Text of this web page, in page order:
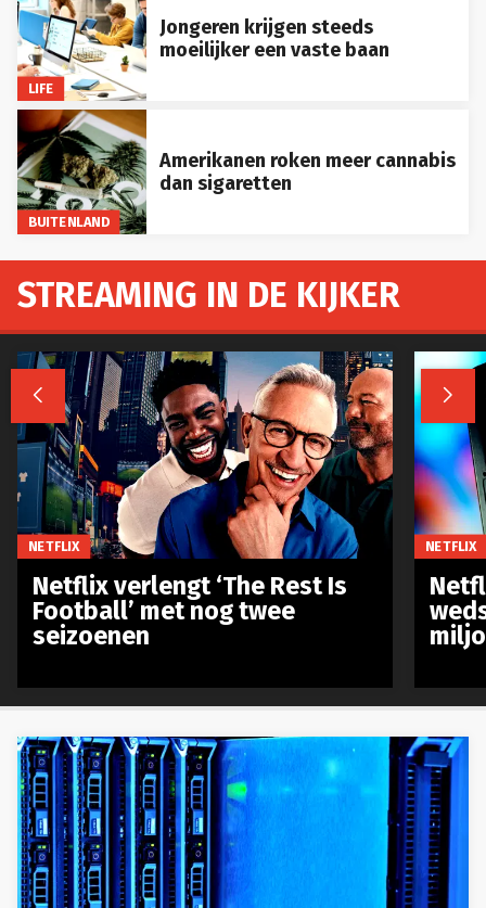
LIFE
Jongeren krijgen steeds
moeilijker een vaste baan
BUITENLAND
Amerikanen roken meer cannabis
dan sigaretten
STREAMING IN DE KIJKER
 
NETFLIX
Netflix verlengt ‘The Rest Is
Football’ met nog twee
seizoenen
NETFLIX